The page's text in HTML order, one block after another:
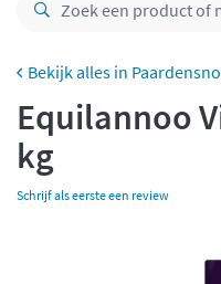
Equilannoo
kg
Schrijf als eerste een review